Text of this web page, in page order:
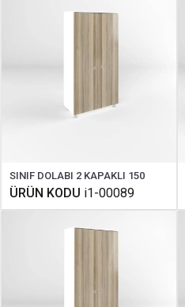
SINIF DOLABI 2 KAPAKLI 150
ÜRÜN KODU i1-00089